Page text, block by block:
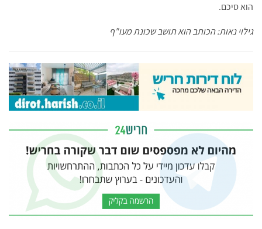
הוא סיכם.
גילוי נאות: הכותב הוא תושב שכונת מעו"ף